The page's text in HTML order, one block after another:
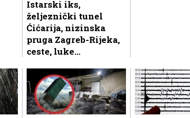
Istarski iks,
željeznički tunel
Ćićarija, nizinska
pruga Zagreb-Rijeka,
ceste, luke...